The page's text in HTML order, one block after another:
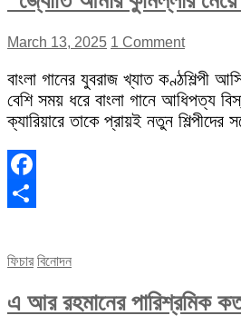
March 13, 2025 1 Comment
বাংলা গানের যুবরাজ খ্যাত
বেশি সময় ধরে বাংলা গানে আধিপত্য
ক্যারিয়ারে তাকে প্রায়ই নতুন শিল্পীদের
Facebook
ফিচার বিনোদন
এ আর রহমানের পারিশ্রমিক